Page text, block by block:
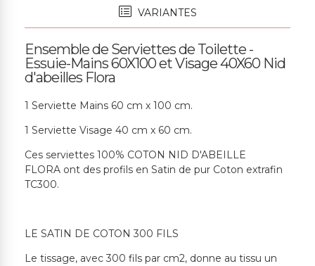
VARIANTES
Ensemble de Serviettes de Toilette -
Essuie-Mains 60X100 et Visage 40X60 Nid
d'abeilles Flora
1 Serviette Mains 60 cm x 100 cm.
1 Serviette Visage 40 cm x 60 cm.
Ces serviettes 100% COTON NID D'ABEILLE
FLORA ont des profils en Satin de pur Coton extrafin
TC300.
LE SATIN DE COTON 300 FILS
Le tissage, avec 300 fils par cm2, donne au tissu un